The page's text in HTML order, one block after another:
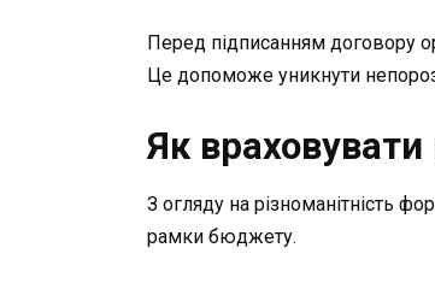
Перед підписанням договору
Це допоможе уникнути
Як
З огляду на різноманітність
рамки бюджету.